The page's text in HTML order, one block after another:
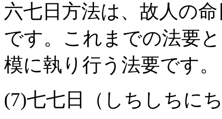
六七日方法は、故人の
です。これまでの法要
模に執り行う法要です。
(7)七七日（しちしちに